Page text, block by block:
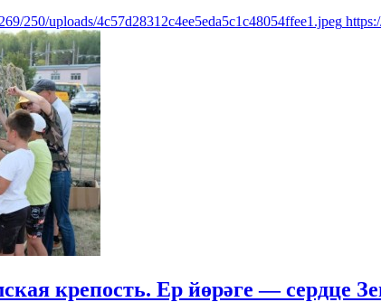
250/uploads/4c57d28312c4ee5eda5c1c48054ffee1.jpeg
крепость. Ер йөрәге — сердце